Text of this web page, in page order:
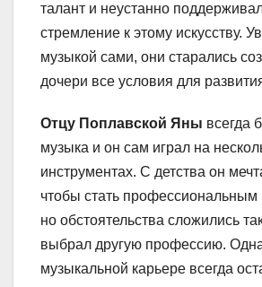
талант и неустанно
стремление к этому искусству.
музыкой сами, они старались
дочери все условия для
Отцу Поплавской Яны всегда
музыка и он сам играл на
инструментах. С детства он
чтобы стать профессиональным
но обстоятельства сложились
выбрал другую профессию.
музыкальной карьере всегда